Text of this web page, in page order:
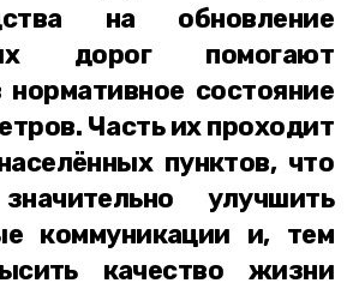
на обновление
дорог помогают
состояние
Часть их проходит
пунктов, что
улучшить
коммуникации и, тем
качество жизни